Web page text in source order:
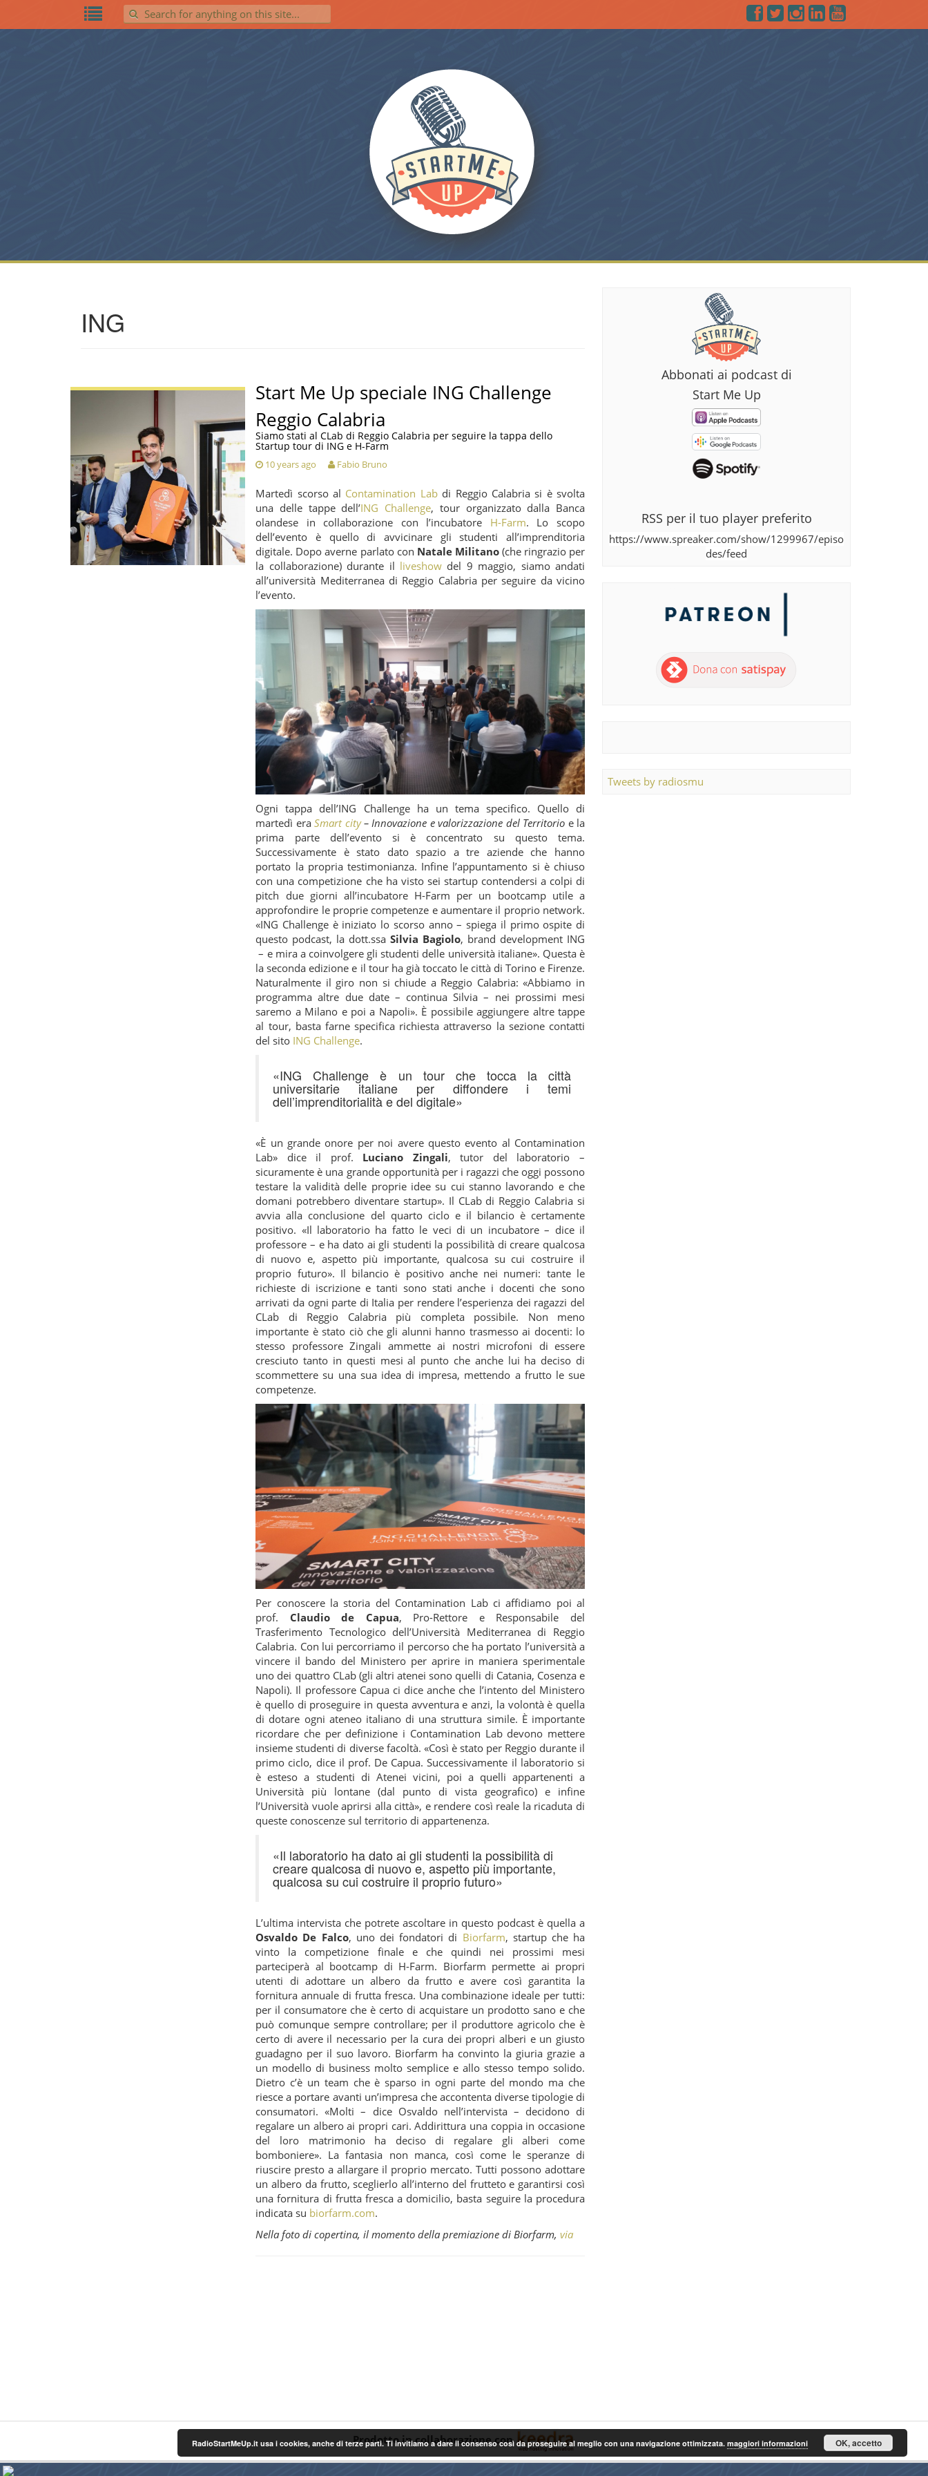
Search for:
ING
Start Me Up speciale ING Challenge
Reggio Calabria
Siamo stati al CLab di Reggio Calabria per seguire la tappa dello
Startup tour di ING e H-Farm
10 years ago Fabio Bruno
Martedì scorso al Contamination Labdi Reggio Calabria si è svolta
una delle tappe dell’ING Challenge, tour organizzato dalla Banca
olandese in collaborazione con l’incubatore H-Farm. Lo scopo
dell’evento è quello di avvicinare gli studenti all’imprenditoria
digitale. Dopo averne parlato con Natale Militano(che ringrazio per
la collaborazione) durante il liveshowdel 9 maggio, siamo andati
all’università Mediterranea di Reggio Calabria per seguire da vicino
l’evento.
Ogni tappa dell’ING Challenge ha un tema specifico. Quello di
martedì eraSmart city– Innovazione e valorizzazione del Territorio e la
prima parte dell’evento si è concentrato su questo tema.
Successivamente è stato dato spazio a tre aziende che hanno
portato la propria testimonianza. Infine l’appuntamento si è chiuso
con una competizione che ha visto sei startup contendersi a colpi di
pitch due giorni all’incubatore H-Farm per un bootcamp utile a
approfondire le proprie competenze e aumentare il proprio network.
«ING Challenge è iniziato lo scorso anno – spiega il primo ospite di
questo podcast, la dott.ssaSilvia Bagiolo, brand development ING
– e mira a coinvolgere gli studenti delle università italiane». Questa è
la seconda edizione e il tour ha già toccato le città di Torino e Firenze.
Naturalmente il giro non si chiude a Reggio Calabria: «Abbiamo in
programma altre due date – continua Silvia – nei prossimi mesi
saremo a Milano e poi a Napoli». È possibile aggiungere altre tappe
al tour, basta farne specifica richiesta attraverso la sezione contatti
del sito ING Challenge.
«ING Challenge è un tour che tocca la città
universitarie italiane per diffondere i temi
dell’imprenditorialità e del digitale»
«È un grande onore per noi avere questo evento al Contamination
Lab» dice il prof. Luciano Zingali, tutor del laboratorio –
sicuramente è una grande opportunità per i ragazzi che oggi possono
testare la validità delle proprie idee su cui stanno lavorando e che
domani potrebbero diventare startup». Il CLab di Reggio Calabria si
avvia alla conclusione del quarto ciclo e il bilancio è certamente
positivo. «Il laboratorio ha fatto le veci di un incubatore – dice il
professore – e ha dato ai gli studenti la possibilità di creare qualcosa
di nuovo e, aspetto più importante, qualcosa su cui costruire il
proprio futuro». Il bilancio è positivo anche nei numeri: tante le
richieste di iscrizione e tanti sono stati anche i docenti che sono
arrivati da ogni parte di Italia per rendere l’esperienza dei ragazzi del
CLab di Reggio Calabria più completa possibile. Non meno
importante è stato ciò che gli alunni hanno trasmesso ai docenti: lo
stesso professore Zingali ammette ai nostri microfoni di essere
cresciuto tanto in questi mesi al punto che anche lui ha deciso di
scommettere su una sua idea di impresa, mettendo a frutto le sue
competenze.
Per conoscere la storia del Contamination Lab ci affidiamo poi al
prof. Claudio de Capua, Pro-Rettore e Responsabile del
Trasferimento Tecnologico dell’Università Mediterranea di Reggio
Calabria. Con lui percorriamo il percorso che ha portato l’università a
vincere il bando del Ministero per aprire in maniera sperimentale
uno dei quattro CLab (gli altri atenei sono quelli di Catania, Cosenza e
Napoli). Il professore Capua ci dice anche che l’intento del Ministero
è quello di proseguire in questa avventura e anzi, la volontà è quella
di dotare ogni ateneo italiano di una struttura simile. È importante
ricordare che per definizione i Contamination Lab devono mettere
insieme studenti di diverse facoltà. «Così è stato per Reggio durante il
primo ciclo, dice il prof. De Capua. Successivamente il laboratorio si
è esteso a studenti di Atenei vicini, poi a quelli appartenenti a
Università più lontane (dal punto di vista geografico) e infine
l’Università vuole aprirsi alla città», e rendere così reale la ricaduta di
queste conoscenze sul territorio di appartenenza.
«Il laboratorio ha dato ai gli studenti la possibilità di
creare qualcosa di nuovo e, aspetto più importante,
qualcosa su cui costruire il proprio futuro»
L’ultima intervista che potrete ascoltare in questo podcast è quella a
Osvaldo De Falco, uno dei fondatori di Biorfarm, startup che ha
vinto la competizione finale e che quindi nei prossimi mesi
parteciperà al bootcamp di H-Farm. Biorfarm permette ai propri
utenti di adottare un albero da frutto e avere così garantita la
fornitura annuale di frutta fresca. Una combinazione ideale per tutti:
per il consumatore che è certo di acquistare un prodotto sano e che
può comunque sempre controllare; per il produttore agricolo che è
certo di avere il necessario per la cura dei propri alberi e un giusto
guadagno per il suo lavoro. Biorfarm ha convinto la giuria grazie a
un modello di business molto semplice e allo stesso tempo solido.
Dietro c’è un team che è sparso in ogni parte del mondo ma che
riesce a portare avanti un’impresa che accontenta diverse tipologie di
consumatori. «Molti – dice Osvaldo nell’intervista – decidono di
regalare un albero ai propri cari. Addirittura una coppia in occasione
del loro matrimonio ha deciso di regalare gli alberi come
bomboniere». La fantasia non manca, così come le speranze di
riuscire presto a allargare il proprio mercato. Tutti possono adottare
un albero da frutto, sceglierlo all’interno del frutteto e garantirsi così
una fornitura di frutta fresca a domicilio, basta seguire la procedura
indicata su biorfarm.com.
Nella foto di copertina, il momento della premiazione di Biorfarm,via
Abbonati ai podcast di
Start Me Up
RSS per il tuo player preferito
https://www.spreaker.com/show/1299967/episo
des/feed
Tweets by radiosmu
Prodotto in collaborazione con
RadioStartMeUp.it usa i cookies, anche di terze parti. Ti invitiamo a dare il consenso così da proseguire al meglio con una navigazione ottimizzata. maggiori informazioni OK, accetto